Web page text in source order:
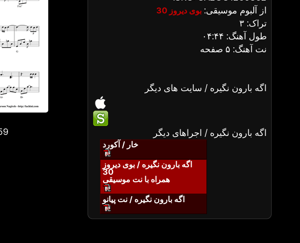
از آلبوم موسیقی: بوی دیروز 30
تراک: ۳
طول آهنگ: ۰۴:۴۴
نت آهنگ: ۵ صفحه
اگه بارون نگیره / سایت های دیگر
اگه بارون نگیره / اجراهای دیگر
خار / آکورد
اگه بارون نگیره / بوی دیروز
30
همراه با نت موسیقی
اگه بارون نگیره / نت پیانو